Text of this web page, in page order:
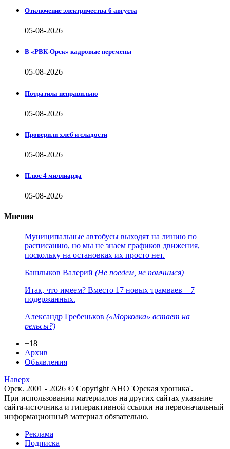
Отключение электричества 6 августа
05-08-2026
В «РВК-Орск» кадровые перемены
05-08-2026
Потратила неправильно
05-08-2026
Проверили хлеб и сладости
05-08-2026
Плюс 4 миллиарда
05-08-2026
Мнения
Муниципальные автобусы выходят на линию по
расписанию, но мы не знаем графиков движения,
поскольку на остановках их просто нет.
Башлыков Валерий (Не поедем, не помчимся)
Итак, что имеем? Вместо 17 новых трамваев – 7
подержанных.
Александр Гребеньков («Морковка» встает на
рельсы?)
+18
Архив
Объявления
Наверх
Орск. 2001 - 2026 © Copyright АНО 'Орская хроника'.
При использовании материалов на других сайтах указание
сайта-источника и гиперактивной ссылки на первоначальный
информационный материал обязательно.
Реклама
Подписка